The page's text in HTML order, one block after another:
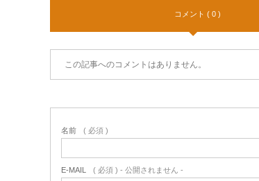
コメント ( 0 )
この記事へのコメントはありません。
名前 ( 必須 )
E-MAIL ( 必須 ) - 公開されません -